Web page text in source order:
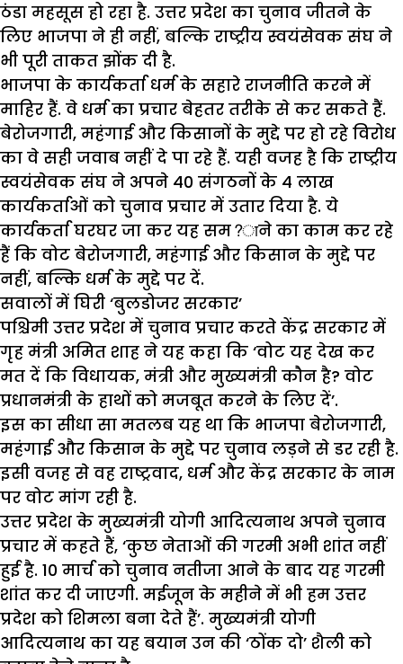
ठंडा महसूस हो रहा है. उत्तर प्रदेश का चुनाव जीतने के
लिए भाजपा ने ही नहीं, बल्कि राष्ट्रीय स्वयंसेवक संघ ने
भी पूरी ताकत झोंक दी है.
भाजपा के कार्यकर्ता धर्म के सहारे राजनीति करने में
माहिर हैं. वे धर्म का प्रचार बेहतर तरीके से कर सकते हैं.
बेरोजगारी, महंगाई और किसानों के मुद्दे पर हो रहे विरोध
का वे सही जवाब नहीं दे पा रहे हैं. यही वजह है कि राष्ट्रीय
स्वयंसेवक संघ ने अपने 40 संगठनों के 4 लाख
कार्यकर्ताओं को चुनाव प्रचार में उतार दिया है. ये
कार्यकर्ता घरघर जा कर यह सम?ाने का काम कर रहे
हैं कि वोट बेरोजगारी, महंगाई और किसान के मुद्दे पर
नहीं, बल्कि धर्म के मुद्दे पर दें.
सवालों में घिरी ‘बुलडोजर सरकार’
पश्चिमी उत्तर प्रदेश में चुनाव प्रचार करते केंद्र सरकार में
गृह मंत्री अमित शाह ने यह कहा कि ‘वोट यह देख कर
मत दें कि विधायक, मंत्री और मुख्यमंत्री कौन है? वोट
प्रधानमंत्री के हाथों को मजबूत करने के लिए दें’.
इस का सीधा सा मतलब यह था कि भाजपा बेरोजगारी,
महंगाई और किसान के मुद्दे पर चुनाव लड़ने से डर रही है.
इसी वजह से वह राष्ट्रवाद, धर्म और केंद्र सरकार के नाम
पर वोट मांग रही है.
उत्तर प्रदेश के मुख्यमंत्री योगी आदित्यनाथ अपने चुनाव
प्रचार में कहते हैं, ‘कुछ नेताओं की गरमी अभी शांत नहीं
हुई है. 10 मार्च को चुनाव नतीजा आने के बाद यह गरमी
शांत कर दी जाएगी. मईजून के महीने में भी हम उत्तर
प्रदेश को शिमला बना देते हैं’. मुख्यमंत्री योगी
आदित्यनाथ का यह बयान उन की ‘ठोंक दो’ शैली को